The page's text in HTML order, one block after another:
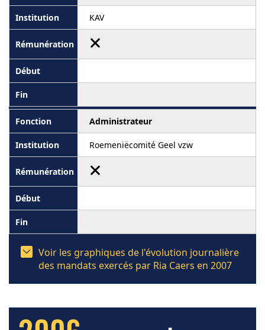
KAV
Administrateur
Roemeniëcomité Geel vzw
Voir les graphiques de l'évolution journalière
des mandats exercés par Ria Caers en 2007